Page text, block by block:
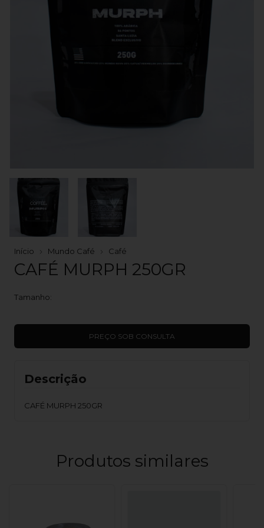
Início Mundo Café Café
CAFÉ MURPH 250GR
Tamanho:
Descrição
CAFÉ MURPH 250GR
Produtos similares